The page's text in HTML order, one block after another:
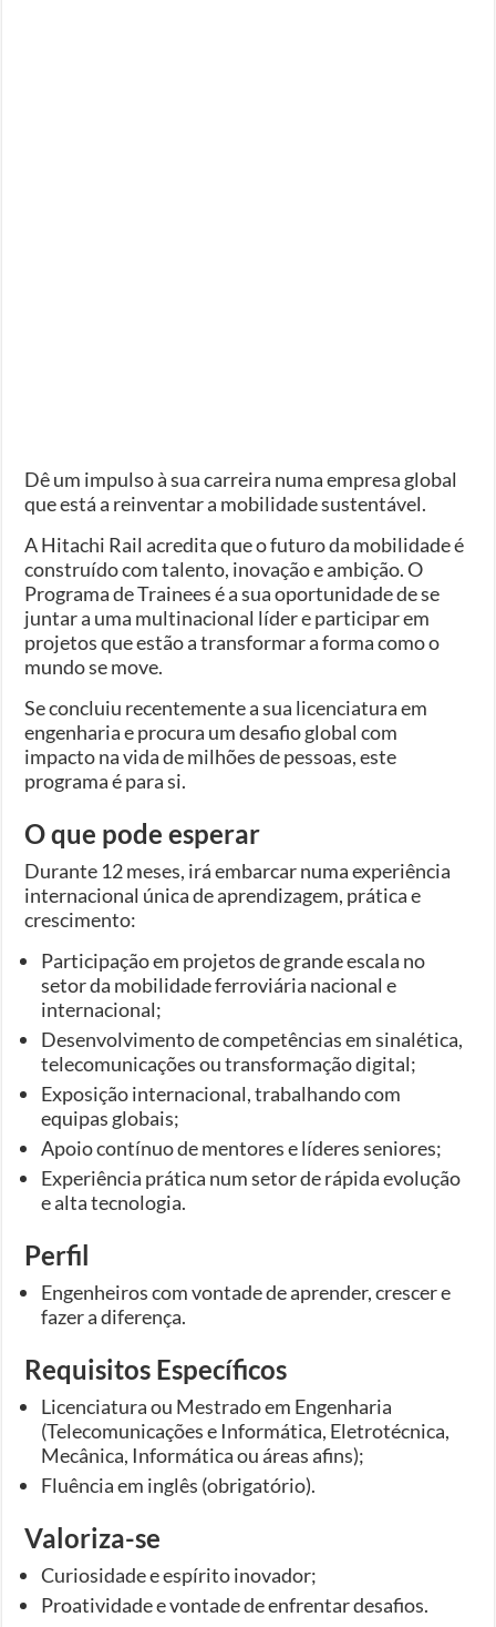
Dê um impulso à sua carreira numa empresa global
que está a reinventar a mobilidade sustentável.
A Hitachi Rail acredita que o futuro da mobilidade é
construído com talento, inovação e ambição. O
Programa de Trainees é a sua oportunidade de se
juntar a uma multinacional líder e participar em
projetos que estão a transformar a forma como o
mundo se move.
Se concluiu recentemente a sua licenciatura em
engenharia e procura um desafio global com
impacto na vida de milhões de pessoas, este
programa é para si.
O que pode esperar
Durante 12 meses, irá embarcar numa experiência
internacional única de aprendizagem, prática e
crescimento:
Participação em projetos de grande escala no
setor da mobilidade ferroviária nacional e
internacional;
Desenvolvimento de competências em sinalética,
telecomunicações ou transformação digital;
Exposição internacional, trabalhando com
equipas globais;
Apoio contínuo de mentores e líderes seniores;
Experiência prática num setor de rápida evolução
e alta tecnologia.
Perfil
Engenheiros com vontade de aprender, crescer e
fazer a diferença.
Requisitos Específicos
Licenciatura ou Mestrado em Engenharia
(Telecomunicações e Informática, Eletrotécnica,
Mecânica, Informática ou áreas afins);
Fluência em inglês (obrigatório).
Valoriza-se
Curiosidade e espírito inovador;
Proatividade e vontade de enfrentar desafios.